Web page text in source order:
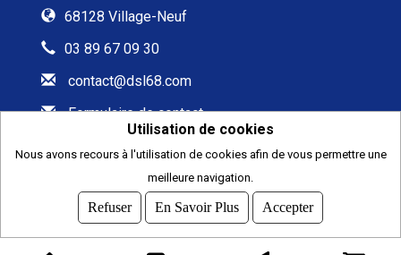
68128 Village-Neuf
03 89 67 09 30
contact@dsl68.com
Formulaire de contact
2026
© COMITI -CGVU
OPTIMISÉ POUR CHROME ET FIREFOX
Utilisation de cookies
Nous avons recours à l'utilisation de cookies afin de vous permettre une
meilleure navigation.
Refuser En Savoir Plus Accepter